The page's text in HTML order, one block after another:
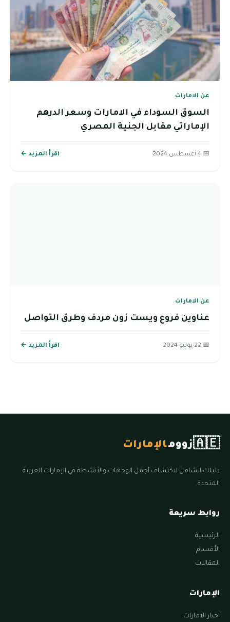
عن الامارات
السوق السوداء في الامارات وسعر الدرهم
الإماراتي مقابل الجنية المصري
📅 4 أغسطس 2024 اقرأ المزيد ←
عن الامارات
عناوين فروع ويست زون مردف وطرق التواصل
📅 22 يوليو 2024 اقرأ المزيد ←
🇦🇪زوومالإمارات
دليلك الشامل لاكتشاف أجمل الوجهات والأنشطة في الإمارات العربية
المتحدة.
روابط سريعة
الرئيسية
الأقسام
المقالات
الإمارات
اخبار الامارات